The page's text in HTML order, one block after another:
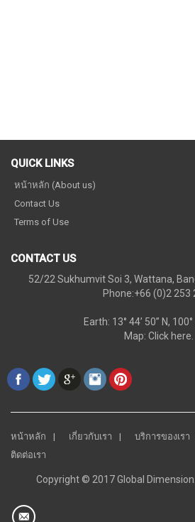
QUICK LINKS
หน้าหลัก (About us)
Contact Us
Terms of Use
CONTACT US
52/22 Sukhumvit Soi 3, Wattana,
Phone:+66 (0)2 253
Earth: 13° 44’ 50” N, 100°
Map: Click here.
หน้าหลัก เกี่ยวกับเรา บริการของเรา
ติดต่อเรา
Copyright © 2017 Global